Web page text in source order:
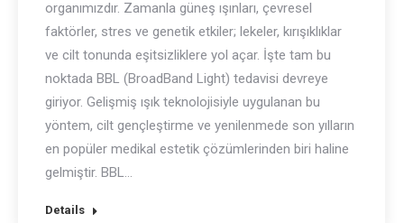
organımızdır. Zamanla güneş ışınları, çevresel
faktörler, stres ve genetik etkiler; lekeler, kırışıklıklar
ve cilt tonunda eşitsizliklere yol açar. İşte tam bu
noktada BBL (BroadBand Light) tedavisi devreye
giriyor. Gelişmiş ışık teknolojisiyle uygulanan bu
yöntem, cilt gençleştirme ve yenilenmede son yılların
en popüler medikal estetik çözümlerinden biri haline
gelmiştir. BBL…
Details